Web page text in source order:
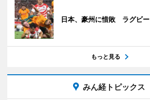
日本、豪州に惜敗 ラグビー
もっと見る
みん経トピックス